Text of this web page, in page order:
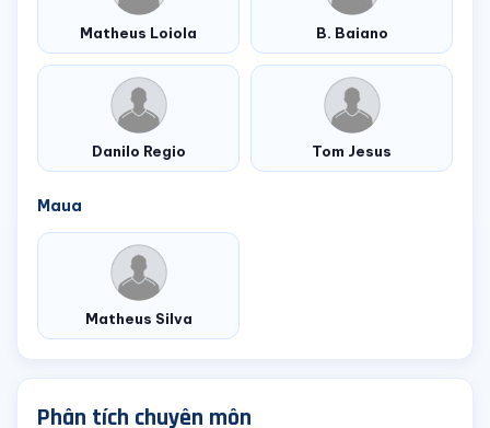
Matheus Loiola B. Baiano
Danilo Regio Tom Jesus
Maua
Matheus Silva
Phân tích chuyên môn